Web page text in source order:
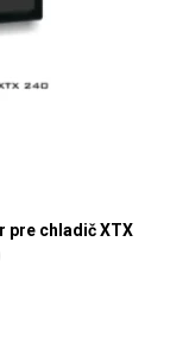
pre chladič XTX